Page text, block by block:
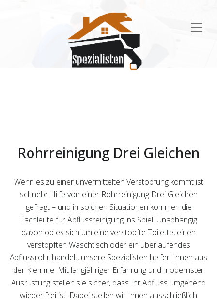
Rohrreinigung Drei Gleichen
Wenn es zu einer unvermittelten Verstopfung kommt ist
schnelle Hilfe von einer Rohrreinigung Drei Gleichen
gefragt – und in solchen Situationen kommen die
Fachleute für Abflussreinigung ins Spiel. Unabhängig
davon ob es sich um eine verstopfte Toilette, einen
verstopften Waschtisch oder ein überlaufendes
Abflussrohr handelt, unsere Spezialisten helfen Ihnen aus
der Klemme. Mit langjähriger Erfahrung und modernster
Ausrüstung stellen sie sicher, dass Ihr Abfluss umgehend
wieder frei ist. Dabei stellen wir Ihnen ausschließlich